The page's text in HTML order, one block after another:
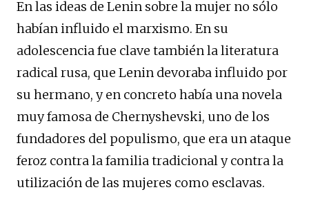
En las ideas de Lenin sobre la mujer no sólo
habían influido el marxismo. En su
adolescencia fue clave también la literatura
radical rusa, que Lenin devoraba influido por
su hermano, y en concreto había una novela
muy famosa de Chernyshevski, uno de los
fundadores del populismo, que era un ataque
feroz contra la familia tradicional y contra la
utilización de las mujeres como esclavas.